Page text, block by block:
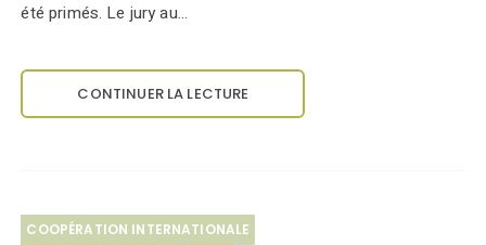
été primés. Le jury au…
CONTINUER LA LECTURE
COOPÉRATION INTERNATIONALE